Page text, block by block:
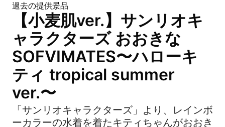
過去の提供景品
【小麦肌ver.】サンリオキ
ャラクターズ おおきな
SOFVIMATES〜ハローキ
ティ tropical summer
ver.〜
「サンリオキャラクターズ」より、レインボ
ーカラーの水着を着たキティちゃんがおおき